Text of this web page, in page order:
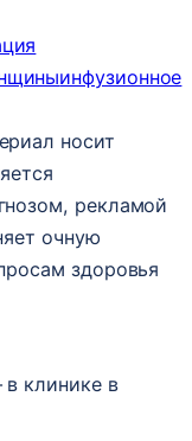
инфузионное
носит
рекламой
очную
здоровья
клинике в